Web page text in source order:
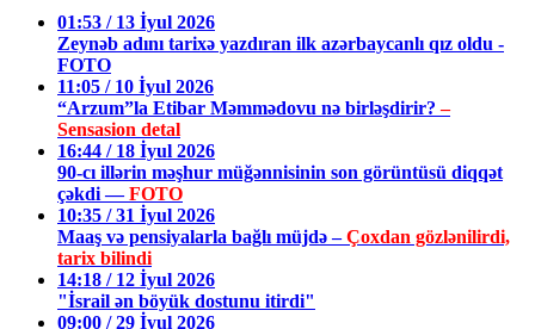
01:53 / 13 İyul 2026
Zeynəb adını tarixə yazdıran ilk azərbaycanlı qız oldu -
FOTO
11:05 / 10 İyul 2026
“Arzum”la Etibar Məmmədovu nə birləşdirir?–
Sensasion detal
16:44 / 18 İyul 2026
90-cı illərin məşhur müğənnisinin son görüntüsü diqqət
çəkdi —FOTO
10:35 / 31 İyul 2026
Maaş və pensiyalarla bağlı müjdə –Çoxdan gözlənilirdi,
tarix bilindi
14:18 / 12 İyul 2026
"İsrail ən böyük dostunu itirdi"
09:00 / 29 İyul 2026